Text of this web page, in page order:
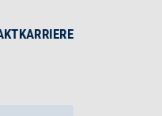
KARRIERE